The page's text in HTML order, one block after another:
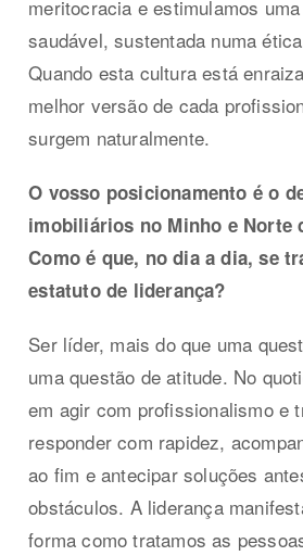
meritocracia e estimulamos
saudável, sustentada numa
Quando esta cultura está
melhor versão de cada
surgem naturalmente.
O vosso posicionamento é o
imobiliários no Minho e Norte
Como é que, no dia a dia, se
estatuto de liderança?
Ser líder, mais do que uma
uma questão de atitude. No
em agir com profissionalismo e
responder com rapidez,
ao fim e antecipar soluções
obstáculos. A liderança
forma como tratamos as